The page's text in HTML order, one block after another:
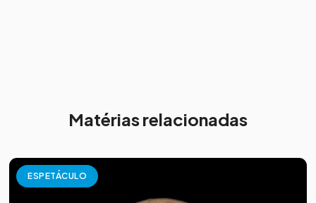
Matérias relacionadas
ESPETÁCULO